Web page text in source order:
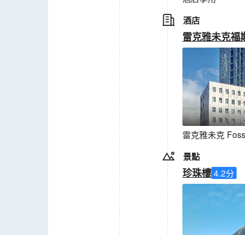
酒店
雷克雅未克
雷克雅未克
景點
珍珠樓 4.2分